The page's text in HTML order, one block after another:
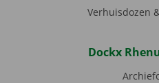
Verhuisdozen
Dockx